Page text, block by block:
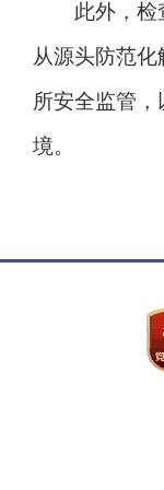
此外，检查
从源头防范
所安全监管
境。